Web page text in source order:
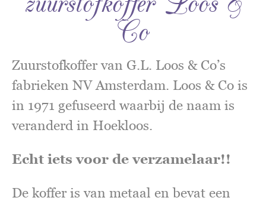
Co
Zuurstofkoffer van G.L. Loos & Co’s
fabrieken NV Amsterdam. Loos & Co is
in 1971 gefuseerd waarbij de naam is
veranderd in Hoekloos.
Echt iets voor de verzamelaar!!
De koffer is van metaal en bevat een